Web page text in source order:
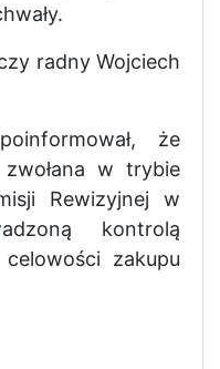
radny Wojciech
że
zwołana w trybie
Rewizyjnej w
kontrolą
zakupu